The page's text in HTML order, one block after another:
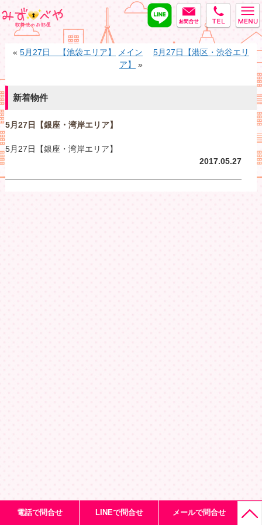
tel
MAIL
LINE
« 5月27日 【池袋エリア】 メイン
5月27日【港区・渋谷エリ
ア】
»
新着物件
5月27日【銀座・湾岸エリア】
5月27日【銀座・湾岸エリア】
2017.05.27
電話で問合せ LINEで問合せ メールで問合せ